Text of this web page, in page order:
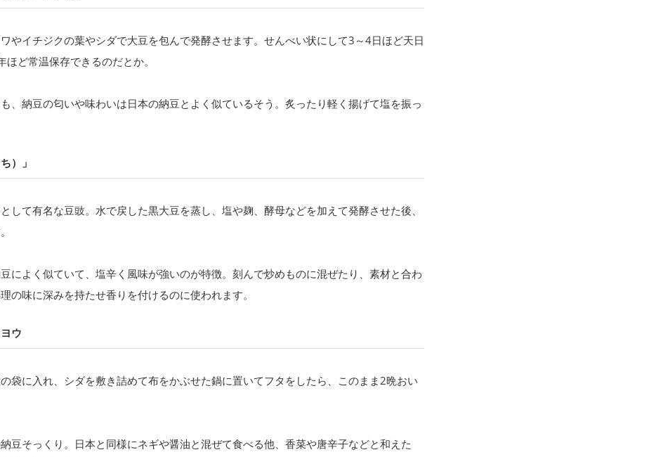
やイチジクの葉やシダで大豆を包んで発酵させます。せんべい状にして3～4日ほど天日
ど常温保存できるのだとか。
、納豆の匂いや味わいは日本の納豆とよく似ているそう。炙ったり軽く揚げて塩を振っ
）」
して有名な豆豉。水で戻した黒大豆を蒸し、塩や麹、酵母などを加えて発酵させた後、
によく似ていて、塩辛く風味が強いのが特徴。刻んで炒めものに混ぜたり、素材と合わ
の味に深みを持たせ香りを付けるのに使われます。
ウ
袋に入れ、シダを敷き詰めて布をかぶせた鍋に置いてフタをしたら、このまま2晩おい
豆そっくり。日本と同様にネギや醤油と混ぜて食べる他、香菜や唐辛子などと和えた